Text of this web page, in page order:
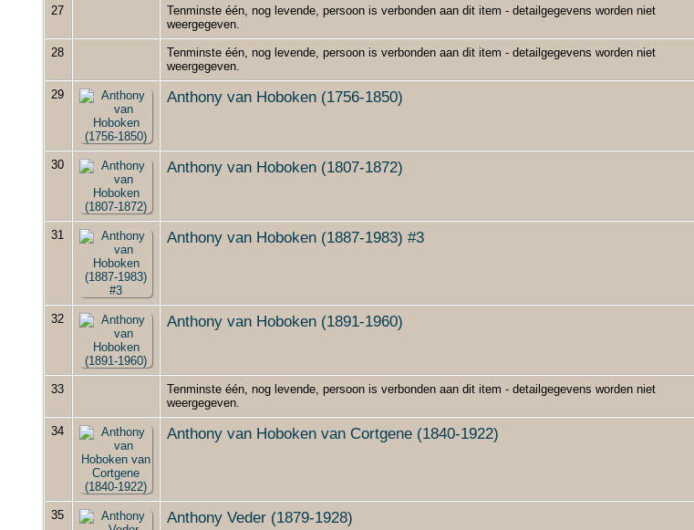
27
Tenminste één, nog levende, persoon is verbonden aan dit item - detailgegevens worden niet
weergegeven.
28
Tenminste één, nog levende, persoon is verbonden aan dit item - detailgegevens worden niet
weergegeven.
29 Anthony van Hoboken (1756-1850)
30 Anthony van Hoboken (1807-1872)
31 Anthony van Hoboken (1887-1983) #3
32 Anthony van Hoboken (1891-1960)
33
Tenminste één, nog levende, persoon is verbonden aan dit item - detailgegevens worden niet
weergegeven.
34 Anthony van Hoboken van Cortgene (1840-1922)
35 Anthony Veder (1879-1928)